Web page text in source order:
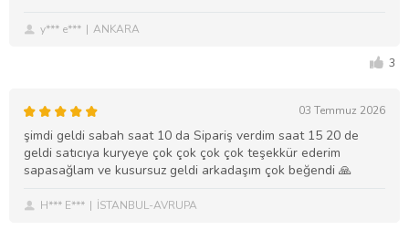
y*** e*** ANKARA
3
03 Temmuz 2026
şimdi geldi sabah saat 10 da Sipariş verdim saat 15 20 de
geldi satıcıya kuryeye çok çok çok çok teşekkür ederim
sapasağlam ve kusursuz geldi arkadaşım çok beğendi 🙏
H*** E*** İSTANBUL-AVRUPA